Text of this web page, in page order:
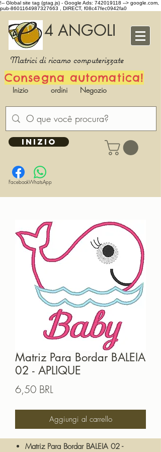
!-- Global site tag (gtag.js) - Google Ads: 742019118 --> google.com,
pub-8601164987327663 , DIRECT, f08c47fec0942fa0
4 ANGOLI
Matrici di ricamo computerizzate
Consegna automatica!
Inizio ordini Negozio
INIZIO
FacebookWhatsApp
Matriz Para Bordar BALEIA
02 - APLIQUE
6,50 BRL
Aggiungi al carrello
Matriz Para Bordar BALEIA 02 -